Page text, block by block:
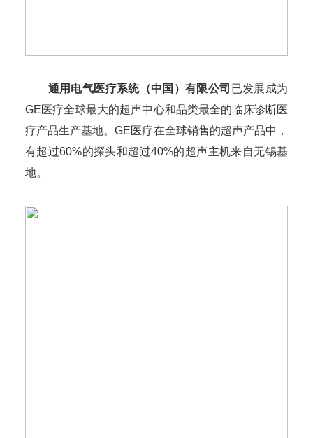
通用电气医疗系统（中国）有限公司 已发展成为
GE医疗全球最大的超声中心和品类最全的临床诊断医
疗产品生产基地。GE医疗在全球销售的超声产品中，
有超过60%的探头和超过40%的超声主机来自无锡基
地。